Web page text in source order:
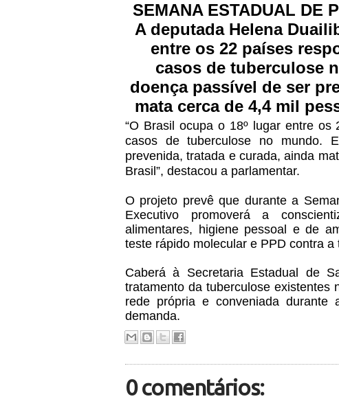
SEMANA ESTADUAL DE
A deputada Helena
entre os 22 países
casos de tuberculose
doença passível de ser
mata cerca de 4,4 mil
“O Brasil ocupa o 18º lugar entre
casos de tuberculose no mundo.
prevenida, tratada e curada, ainda
Brasil”, destacou a parlamentar.
O projeto prevê que durante a
Executivo promoverá a
alimentares, higiene pessoal e de
teste rápido molecular e PPD contra a
Caberá à Secretaria Estadual de
tratamento da tuberculose existentes
rede própria e conveniada
demanda.
0 comentários: